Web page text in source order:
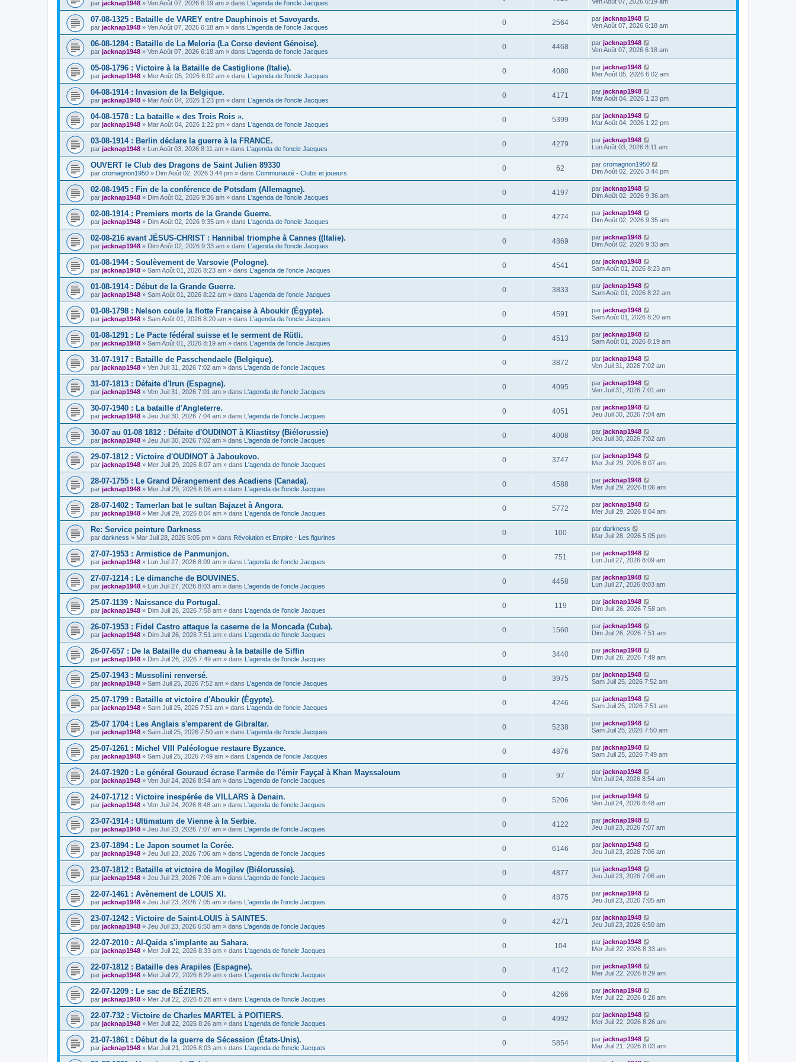
par jacknap1948 » Ven Août 07, 2026 6:19 am » dans L'agenda de l'oncle Jacques
07-08-1325 : Bataille de VAREY entre Dauphinois et Savoyards.
par jacknap1948 » Ven Août 07, 2026 6:18 am » dans L'agenda de l'oncle Jacques
0 2564 par jacknap1948
Ven Août 07, 2026 6:18 am
06-08-1284 : Bataille de La Meloria (La Corse devient Génoise).
par jacknap1948 » Ven Août 07, 2026 6:18 am » dans L'agenda de l'oncle Jacques
0 4468 par jacknap1948
Ven Août 07, 2026 6:18 am
05-08-1796 : Victoire à la Bataille de Castiglione (Italie).
par jacknap1948 » Mer Août 05, 2026 6:02 am » dans L'agenda de l'oncle Jacques
0 4080 par jacknap1948
Mer Août 05, 2026 6:02 am
04-08-1914 : Invasion de la Belgique.
par jacknap1948 » Mar Août 04, 2026 1:23 pm » dans L'agenda de l'oncle Jacques
0 4171 par jacknap1948
Mar Août 04, 2026 1:23 pm
04-08-1578 : La bataille « des Trois Rois ».
par jacknap1948 » Mar Août 04, 2026 1:22 pm » dans L'agenda de l'oncle Jacques
0 5399 par jacknap1948
Mar Août 04, 2026 1:22 pm
03-08-1914 : Berlin déclare la guerre à la FRANCE.
par jacknap1948 » Lun Août 03, 2026 8:11 am » dans L'agenda de l'oncle Jacques
0 4279 par jacknap1948
Lun Août 03, 2026 8:11 am
OUVERT le Club des Dragons de Saint Julien 89330
par cromagnon1950 » Dim Août 02, 2026 3:44 pm » dans Communauté - Clubs et joueurs
0 62 par cromagnon1950
Dim Août 02, 2026 3:44 pm
02-08-1945 : Fin de la conférence de Potsdam (Allemagne).
par jacknap1948 » Dim Août 02, 2026 9:36 am » dans L'agenda de l'oncle Jacques
0 4197 par jacknap1948
Dim Août 02, 2026 9:36 am
02-08-1914 : Premiers morts de la Grande Guerre.
par jacknap1948 » Dim Août 02, 2026 9:35 am » dans L'agenda de l'oncle Jacques
0 4274 par jacknap1948
Dim Août 02, 2026 9:35 am
02-08-216 avant JÉSUS-CHRIST : Hannibal triomphe à Cannes ((Italie).
par jacknap1948 » Dim Août 02, 2026 9:33 am » dans L'agenda de l'oncle Jacques
0 4869 par jacknap1948
Dim Août 02, 2026 9:33 am
01-08-1944 : Soulèvement de Varsovie (Pologne).
par jacknap1948 » Sam Août 01, 2026 8:23 am » dans L'agenda de l'oncle Jacques
0 4541 par jacknap1948
Sam Août 01, 2026 8:23 am
01-08-1914 : Début de la Grande Guerre.
par jacknap1948 » Sam Août 01, 2026 8:22 am » dans L'agenda de l'oncle Jacques
0 3833 par jacknap1948
Sam Août 01, 2026 8:22 am
01-08-1798 : Nelson coule la flotte Française à Aboukir (Égypte).
par jacknap1948 » Sam Août 01, 2026 8:20 am » dans L'agenda de l'oncle Jacques
0 4591 par jacknap1948
Sam Août 01, 2026 8:20 am
01-08-1291 : Le Pacte fédéral suisse et le serment de Rütli.
par jacknap1948 » Sam Août 01, 2026 8:19 am » dans L'agenda de l'oncle Jacques
0 4513 par jacknap1948
Sam Août 01, 2026 8:19 am
31-07-1917 : Bataille de Passchendaele (Belgique).
par jacknap1948 » Ven Juil 31, 2026 7:02 am » dans L'agenda de l'oncle Jacques
0 3872 par jacknap1948
Ven Juil 31, 2026 7:02 am
31-07-1813 : Défaite d'Irun (Espagne).
par jacknap1948 » Ven Juil 31, 2026 7:01 am » dans L'agenda de l'oncle Jacques
0 4095 par jacknap1948
Ven Juil 31, 2026 7:01 am
30-07-1940 : La bataille d'Angleterre.
par jacknap1948 » Jeu Juil 30, 2026 7:04 am » dans L'agenda de l'oncle Jacques
0 4051 par jacknap1948
Jeu Juil 30, 2026 7:04 am
30-07 au 01-08 1812 : Défaite d'OUDINOT à Kliastitsy (Biélorussie)
par jacknap1948 » Jeu Juil 30, 2026 7:02 am » dans L'agenda de l'oncle Jacques
0 4008 par jacknap1948
Jeu Juil 30, 2026 7:02 am
29-07-1812 : Victoire d'OUDINOT à Jaboukovo.
par jacknap1948 » Mer Juil 29, 2026 8:07 am » dans L'agenda de l'oncle Jacques
0 3747 par jacknap1948
Mer Juil 29, 2026 8:07 am
28-07-1755 : Le Grand Dérangement des Acadiens (Canada).
par jacknap1948 » Mer Juil 29, 2026 8:06 am » dans L'agenda de l'oncle Jacques
0 4588 par jacknap1948
Mer Juil 29, 2026 8:06 am
28-07-1402 : Tamerlan bat le sultan Bajazet à Angora.
par jacknap1948 » Mer Juil 29, 2026 8:04 am » dans L'agenda de l'oncle Jacques
0 5772 par jacknap1948
Mer Juil 29, 2026 8:04 am
Re: Service peinture Darkness
par darkness » Mar Juil 28, 2026 5:05 pm » dans Révolution et Empire - Les figurines
0 100 par darkness
Mar Juil 28, 2026 5:05 pm
27-07-1953 : Armistice de Panmunjon.
par jacknap1948 » Lun Juil 27, 2026 8:09 am » dans L'agenda de l'oncle Jacques
0 751 par jacknap1948
Lun Juil 27, 2026 8:09 am
27-07-1214 : Le dimanche de BOUVINES.
par jacknap1948 » Lun Juil 27, 2026 8:03 am » dans L'agenda de l'oncle Jacques
0 4458 par jacknap1948
Lun Juil 27, 2026 8:03 am
25-07-1139 : Naissance du Portugal.
par jacknap1948 » Dim Juil 26, 2026 7:58 am » dans L'agenda de l'oncle Jacques
0 119 par jacknap1948
Dim Juil 26, 2026 7:58 am
26-07-1953 : Fidel Castro attaque la caserne de la Moncada (Cuba).
par jacknap1948 » Dim Juil 26, 2026 7:51 am » dans L'agenda de l'oncle Jacques
0 1560 par jacknap1948
Dim Juil 26, 2026 7:51 am
26-07-657 : De la Bataille du chameau à la bataille de Siffin
par jacknap1948 » Dim Juil 26, 2026 7:49 am » dans L'agenda de l'oncle Jacques
0 3440 par jacknap1948
Dim Juil 26, 2026 7:49 am
25-07-1943 : Mussolini renversé.
par jacknap1948 » Sam Juil 25, 2026 7:52 am » dans L'agenda de l'oncle Jacques
0 3975 par jacknap1948
Sam Juil 25, 2026 7:52 am
25-07-1799 : Bataille et victoire d'Aboukir (Égypte).
par jacknap1948 » Sam Juil 25, 2026 7:51 am » dans L'agenda de l'oncle Jacques
0 4246 par jacknap1948
Sam Juil 25, 2026 7:51 am
25-07 1704 : Les Anglais s'emparent de Gibraltar.
par jacknap1948 » Sam Juil 25, 2026 7:50 am » dans L'agenda de l'oncle Jacques
0 5238 par jacknap1948
Sam Juil 25, 2026 7:50 am
25-07-1261 : Michel VIII Paléologue restaure Byzance.
par jacknap1948 » Sam Juil 25, 2026 7:49 am » dans L'agenda de l'oncle Jacques
0 4876 par jacknap1948
Sam Juil 25, 2026 7:49 am
24-07-1920 : Le général Gouraud écrase l'armée de l'émir Fayçal à Khan Mayssaloum
par jacknap1948 » Ven Juil 24, 2026 8:54 am » dans L'agenda de l'oncle Jacques
0 97 par jacknap1948
Ven Juil 24, 2026 8:54 am
24-07-1712 : Victoire inespérée de VILLARS à Denain.
par jacknap1948 » Ven Juil 24, 2026 8:48 am » dans L'agenda de l'oncle Jacques
0 5206 par jacknap1948
Ven Juil 24, 2026 8:48 am
23-07-1914 : Ultimatum de Vienne à la Serbie.
par jacknap1948 » Jeu Juil 23, 2026 7:07 am » dans L'agenda de l'oncle Jacques
0 4122 par jacknap1948
Jeu Juil 23, 2026 7:07 am
23-07-1894 : Le Japon soumet la Corée.
par jacknap1948 » Jeu Juil 23, 2026 7:06 am » dans L'agenda de l'oncle Jacques
0 6146 par jacknap1948
Jeu Juil 23, 2026 7:06 am
23-07-1812 : Bataille et victoire de Mogilev (Biélorussie).
par jacknap1948 » Jeu Juil 23, 2026 7:06 am » dans L'agenda de l'oncle Jacques
0 4877 par jacknap1948
Jeu Juil 23, 2026 7:06 am
22-07-1461 : Avènement de LOUIS XI.
par jacknap1948 » Jeu Juil 23, 2026 7:05 am » dans L'agenda de l'oncle Jacques
0 4875 par jacknap1948
Jeu Juil 23, 2026 7:05 am
23-07-1242 : Victoire de Saint-LOUIS à SAINTES.
par jacknap1948 » Jeu Juil 23, 2026 6:50 am » dans L'agenda de l'oncle Jacques
0 4271 par jacknap1948
Jeu Juil 23, 2026 6:50 am
22-07-2010 : Al-Qaida s'implante au Sahara.
par jacknap1948 » Mer Juil 22, 2026 8:33 am » dans L'agenda de l'oncle Jacques
0 104 par jacknap1948
Mer Juil 22, 2026 8:33 am
22-07-1812 : Bataille des Arapiles (Espagne).
par jacknap1948 » Mer Juil 22, 2026 8:29 am » dans L'agenda de l'oncle Jacques
0 4142 par jacknap1948
Mer Juil 22, 2026 8:29 am
22-07-1209 : Le sac de BÉZIERS.
par jacknap1948 » Mer Juil 22, 2026 8:28 am » dans L'agenda de l'oncle Jacques
0 4266 par jacknap1948
Mer Juil 22, 2026 8:28 am
22-07-732 : Victoire de Charles MARTEL à POITIERS.
par jacknap1948 » Mer Juil 22, 2026 8:26 am » dans L'agenda de l'oncle Jacques
0 4992 par jacknap1948
Mer Juil 22, 2026 8:26 am
21-07-1861 : Début de la guerre de Sécession (États-Unis).
par jacknap1948 » Mar Juil 21, 2026 8:03 am » dans L'agenda de l'oncle Jacques
0 5854 par jacknap1948
Mar Juil 21, 2026 8:03 am